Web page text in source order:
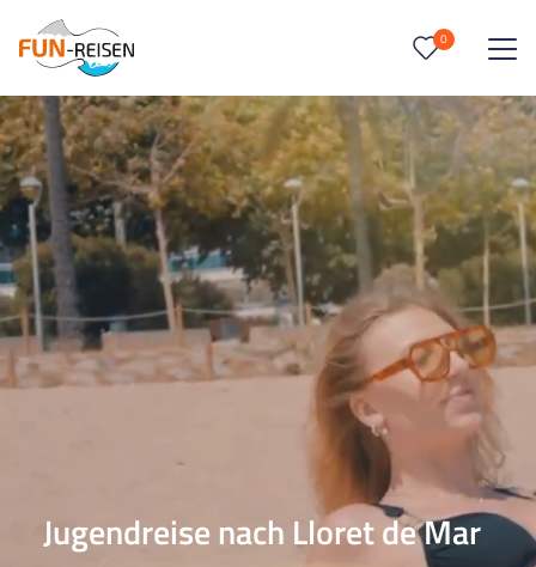
0
0Reise/n auf deiner Merkliste
Keine Reisen auf der Merkliste
Jugendreise nach Lloret de Mar